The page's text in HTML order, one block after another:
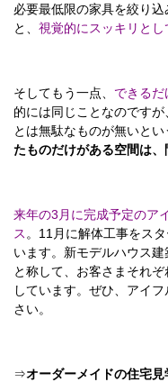
必要最低限の家具を絞り
と、 視覚的にスッキリと
そしてもう一点、 できる
的には同じことなのです
とは無駄なものが無いとい
たものだけがある空間は
来年の3月に完成予定のア
ス 。11月に解体工事をス
います。新モデルハウス建
と称して、お客さまそれ
しています。ぜひ、アイ
さい。
⇒オーダーメイドの住宅